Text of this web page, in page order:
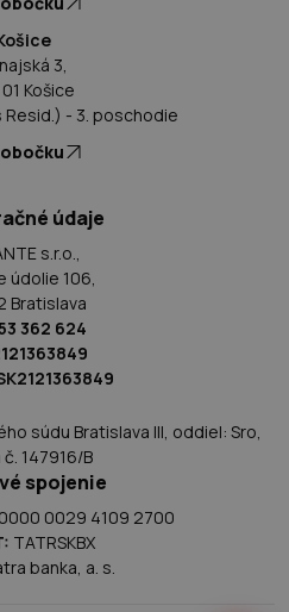
3,
Košice
Resid.) - 3. poschodie
údaje
s.r.o.,
údolie 106,
Bratislava
362 624
súdu Bratislava III, oddiel: Sro,
147916/B
spojenie
0000 0029 4109 2700
TATRSKBX
banka, a. s.